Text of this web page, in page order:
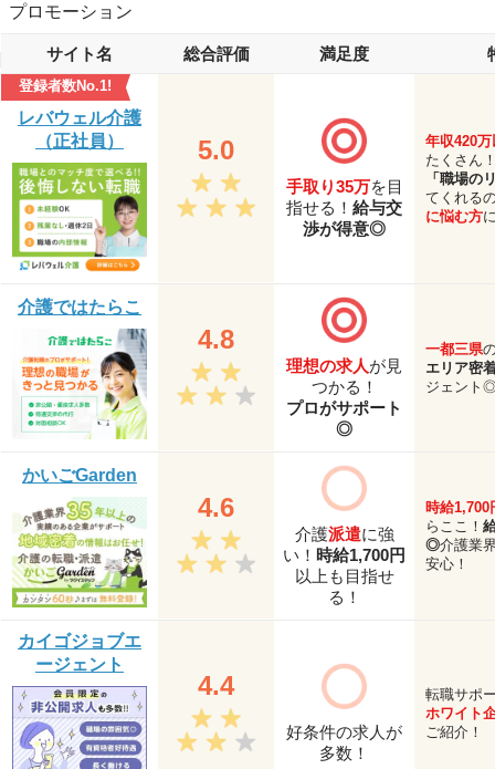
プロモーション
サイト名 総合評価 満足度
登録者数No.1!
レバウェル介護
（正社員）
5.0
手取り35万を目
指せる！ 給与交
渉が得意◎
年収420
たくさん
「職場の
てくれる
に悩む方
介護ではたらこ
4.8
理想の求人が見
つかる！
プロがサポート
◎
一都三県
エリア密
ジェント
かいごGarden
4.6
介護派遣に強
い！ 時給1,700円
以上も目指せ
る！
時給1,700
らここ！
◎介護業
安心！
カイゴジョブエ
ージェント
4.4
好条件の求人が
多数！
転職サポ
ホワイト
ご紹介！